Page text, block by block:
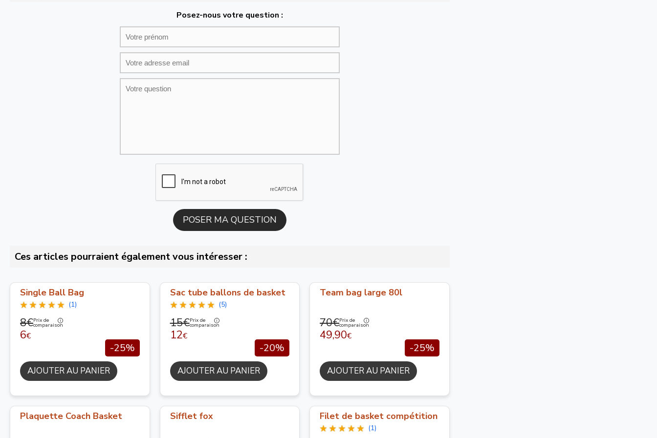
Posez-nous votre question :
Ces articles pourraient également vous intéresser :
Single Ball Bag
(1)
8€Prix de
comparaison
6€
-25%
AJOUTER AU PANIER
Sac tube ballons de basket
(5)
15€Prix de
comparaison
12€
-20%
AJOUTER AU PANIER
Team bag large 80l
70€Prix de
comparaison
49,90€
-25%
AJOUTER AU PANIER
Plaquette Coach Basket Sifflet fox Filet de basket compétition
(1)